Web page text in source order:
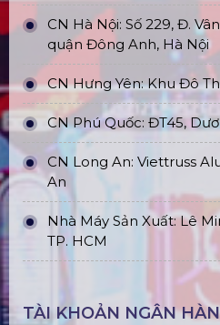
CN Hà Nội: Số 229, Đ.
quận Đông Anh, Hà Nội
CN Hưng Yên: Khu Đô
CN Phú Quốc: ĐT45,
CN Long An: Viettruss
An
Nhà Máy Sản Xuất: Lê
TP. HCM
TÀI KHOẢN NGÂN